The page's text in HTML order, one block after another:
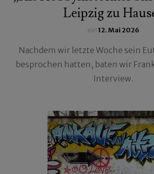
Leipzig zu
ein12. Mai 2026
Nachdem wir letzte Woche sein
besprochen hatten, baten wir
Interview.